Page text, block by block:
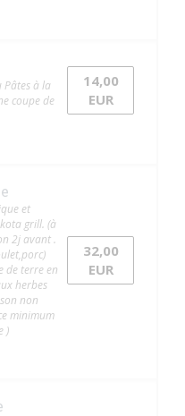
Pâtes à la
coupe de
14,00
EUR
et
grill. (à
2j avant .
de terre en
herbes
non
minimum
)
32,00
EUR